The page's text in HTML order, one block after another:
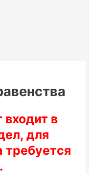
в
для
требуется